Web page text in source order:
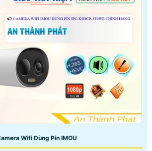
Wifi Dùng Pin IMOU